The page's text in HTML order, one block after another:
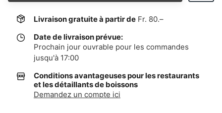
Livraison gratuite à partir de Fr. 80.–
Date de livraison prévue:
Prochain jour ouvrable pour les commandes
jusqu'à 17:00
Conditions avantageuses pour les restaurants
et les détaillants de boissons
Demandez un compte ici